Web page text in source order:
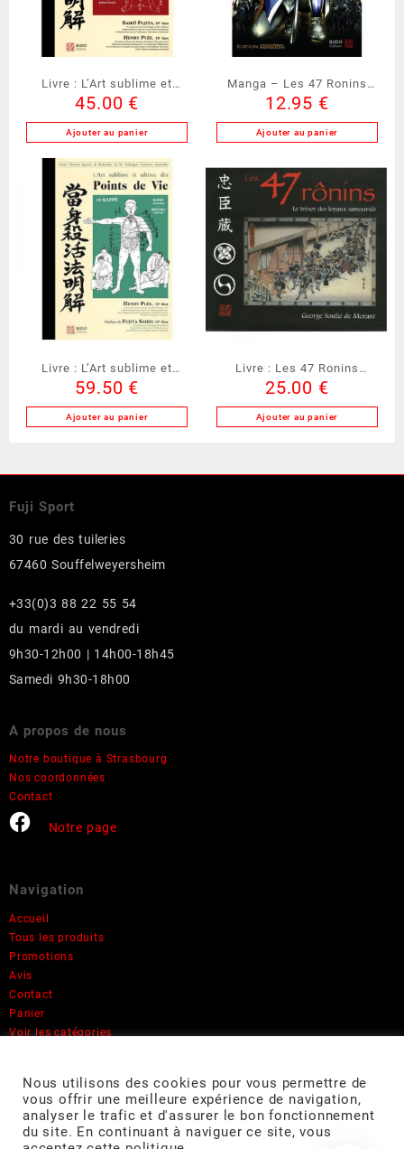
Livre : L’Art sublime et
ultime des Points Vitaux
(LIPV)
45.00 €
Ajouter au panier
Manga – Les 47 Ronins
(M47R)
12.95 €
Ajouter au panier
Livre : L’Art sublime et
ultime des Points de Vie
(LIPV2)
59.50 €
Ajouter au panier
Livre : Les 47 Ronins
(LI47R)
25.00 €
Ajouter au panier
Fuji Sport
30 rue des tuileries
67460 Souffelweyersheim
+33(0)3 88 22 55 54
du mardi au vendredi
9h30-12h00 | 14h00-18h45
Samedi 9h30-18h00
A propos de nous
Notre boutique à Strasbourg
Nos coordonnées
Contact
Notre page
Navigation
Accueil
Tous les produits
Promotions
Avis
Contact
Panier
Voir les catégories
Mon compte
Mentions légales
Rétractation
Nous utilisons des cookies pour vous permettre de
vous offrir une meilleure expérience de navigation,
analyser le trafic et d'assurer le bon fonctionnement
du site. En continuant à naviguer ce site, vous